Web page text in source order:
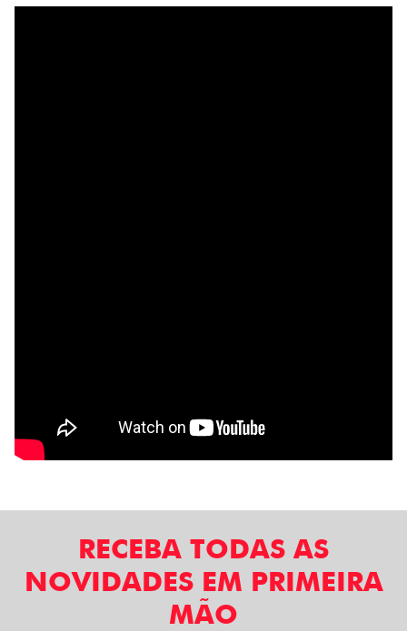
RECEBA TODAS AS
NOVIDADES EM PRIMEIRA
MÃO